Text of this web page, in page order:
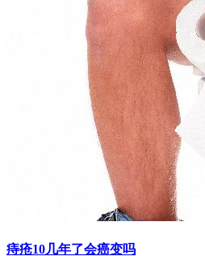
痔疮10几年了会癌变吗